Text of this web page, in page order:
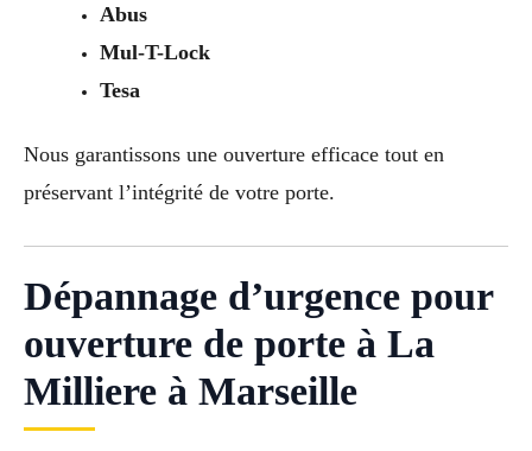
Abus
Mul-T-Lock
Tesa
Nous garantissons une ouverture efficace tout en
préservant l’intégrité de votre porte.
Dépannage d’urgence pour
ouverture de porte à La
Milliere à Marseille